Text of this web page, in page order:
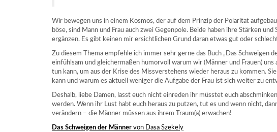
Wir bewegen uns in einem Kosmos, der auf dem Prinzip der Polarität
böse, sind Mann und Frau auch zwei Gegenpole. Beide haben ihre Stärken
ergänzen. Es gibt keinen mir ersichtlichen Grund daran etwas gut oder
Zu diesem Thema empfehle ich immer sehr gerne das Buch „Das Schweigen
einfühlsam und gleichermaßen humorvoll warum wir (Männer und Frauen) uns
tun kann, um aus der Krise des Missverstehens wieder heraus zu kommen.
kann und warum es aktuell weniger die Aufgabe der Frau ist sich weiter zu
Deshalb, liebe Damen, lasst euch nicht einreden ihr müsstet euch
werden. Wenn ihr Lust habt euch heraus zu putzen, tut es und wenn nicht,
verändern – die Männer müssen aus ihrem Traum(a) erwachen!
Das Schweigen der Männer von Dasa Szekely